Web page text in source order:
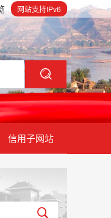
网站支持IPv6
信用子网站